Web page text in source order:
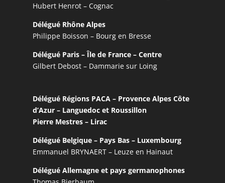
Hubert Henrot – Cognac
Délégué Rhône Alpes
Philippe Boisson – Bourg en Bresse
Délégué Paris – Île de France – Centre
Gilbert Debost – Dammarie sur Loing
Délégué Régions PACA – Provence Alpes Côte
d’Azur – Languedoc et Roussillon
Pierre Mestres – Lirac
Délégué Belgique – Pays Bas – Luxembourg
Emmanuel BRYNAERT – Leuze en Hainaut
Délégué Allemagne et pays germanophones